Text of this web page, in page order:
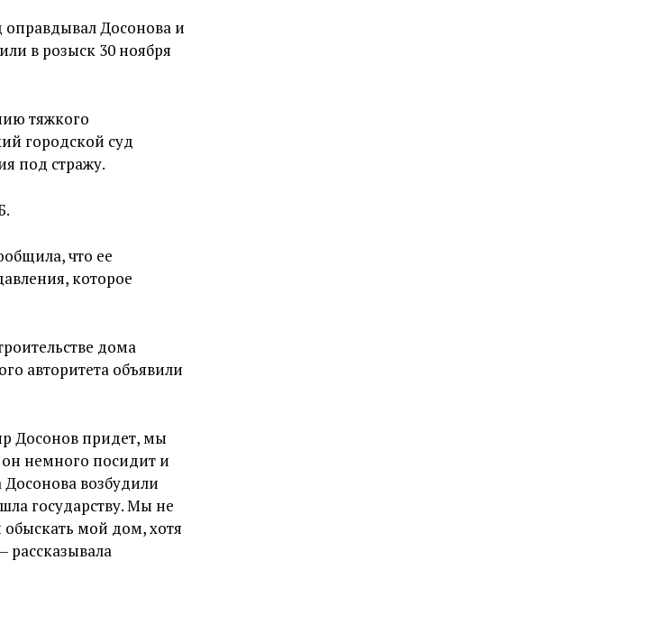
оправдывал Досонова и
в розыск 30 ноября
тяжкого
городской суд
под стражу.
что ее
которое
дома
авторитета объявили
Досонов придет, мы
немного посидит и
возбудили
государству. Мы не
мой дом, хотя
рассказывала